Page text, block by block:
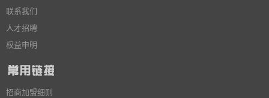
联系我们
人才招聘
权益申明
招商加盟细则